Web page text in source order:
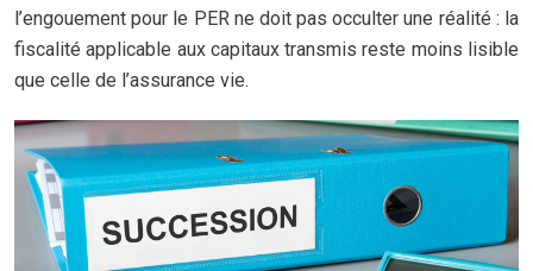
l’engouement pour le PER ne doit pas occulter une réalité : la
fiscalité applicable aux capitaux transmis reste moins lisible
que celle de l’assurance vie.